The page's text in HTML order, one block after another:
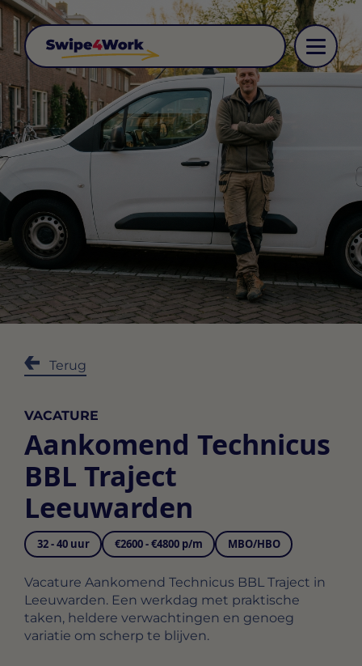
Terug
VACATURE
Aankomend Technicus
BBL Traject
Leeuwarden
32 - 40 uur €2600 - €4800 p/m MBO/HBO
Vacature Aankomend Technicus BBL Traject in
Leeuwarden. Een werkdag met praktische
taken, heldere verwachtingen en genoeg
variatie om scherp te blijven.